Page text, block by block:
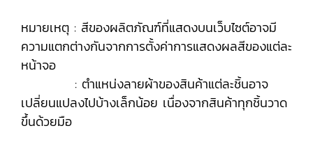
หมายเหตุ : สีของผลิตภัณฑ์ที่แสดงบนเว็บไซต์อาจมี
ความแตกต่างกันจากการตั้งค่าการแสดงผลสีของแต่ละ
หน้าจอ
: ตำแหน่งลายผ้าของสินค้าแต่ละชิ้นอาจ
เปลี่ยนแปลงไปบ้างเล็กน้อย เนื่องจากสินค้าทุกชิ้นวาด
ขึ้นด้วยมือ